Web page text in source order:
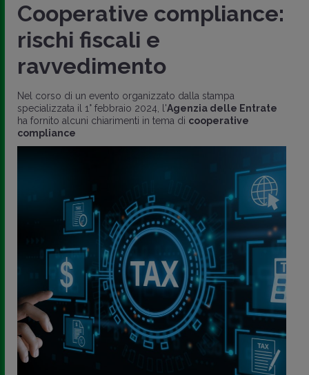
Cooperative compliance:
rischi fiscali e
ravvedimento
Nel corso di un evento organizzato dalla stampa
specializzata il 1° febbraio 2024, l'Agenzia delle Entrate
ha fornito alcuni chiarimenti in tema di cooperative
compliance